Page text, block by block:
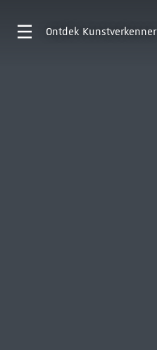
Ontdek Kunstverkenner